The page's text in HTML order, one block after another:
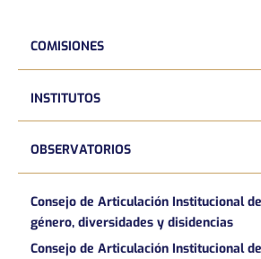
COMISIONES
INSTITUTOS
OBSERVATORIOS
Consejo de Articulación Institucional
género, diversidades y disidencias
Consejo de Articulación Institucional